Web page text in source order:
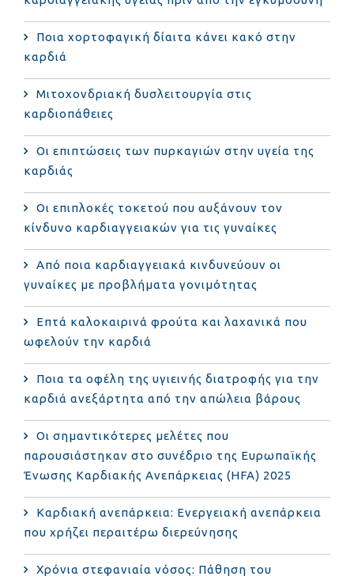
Ποια χορτοφαγική δίαιτα κάνει κακό στην
καρδιά
Μιτοχονδριακή δυσλειτουργία στις
καρδιοπάθειες
Οι επιπτώσεις των πυρκαγιών στην υγεία της
καρδιάς
Οι επιπλοκές τοκετού που αυξάνουν τον
κίνδυνο καρδιαγγειακών για τις γυναίκες
Από ποια καρδιαγγειακά κινδυνεύουν οι
γυναίκες με προβλήματα γονιμότητας
Επτά καλοκαιρινά φρούτα και λαχανικά που
ωφελούν την καρδιά
Ποια τα οφέλη της υγιεινής διατροφής για την
καρδιά ανεξάρτητα από την απώλεια βάρους
Οι σημαντικότερες μελέτες που
παρουσιάστηκαν στο συνέδριο της Ευρωπαϊκής
Ένωσης Καρδιακής Ανεπάρκειας (HFA) 2025
Καρδιακή ανεπάρκεια: Ενεργειακή ανεπάρκεια
που χρήζει περαιτέρω διερεύνησης
Χρόνια στεφανιαία νόσος: Πάθηση του